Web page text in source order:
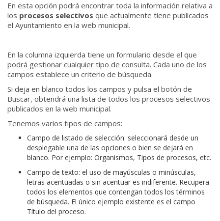
En esta opción podrá encontrar toda la información relativa a
los procesos selectivos que actualmente tiene publicados
el Ayuntamiento en la web municipal.
En la columna izquierda tiene un formulario desde el que
podrá gestionar cualquier tipo de consulta. Cada uno de los
campos establece un criterio de búsqueda.
Si deja en blanco todos los campos y pulsa el botón de
Buscar, obtendrá una lista de todos los procesos selectivos
publicados en la web municipal.
Tenemos varios tipos de campos:
Campo de listado de selección: seleccionará desde un
desplegable una de las opciones o bien se dejará en
blanco. Por ejemplo: Organismos, Tipos de procesos, etc.
Campo de texto: el uso de mayúsculas o minúsculas,
letras acentuadas o sin acentuar es indiferente. Recupera
todos los elementos que contengan todos los términos
de búsqueda. El único ejemplo existente es el campo
Título del proceso.